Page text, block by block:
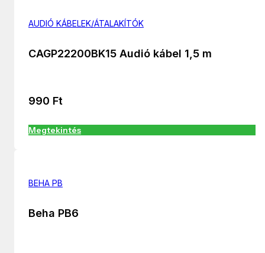
AUDIÓ KÁBELEK/ÁTALAKÍTÓK
CAGP22200BK15 Audió kábel 1,5 m
990 Ft
Megtekintés
BEHA PB
Beha PB6